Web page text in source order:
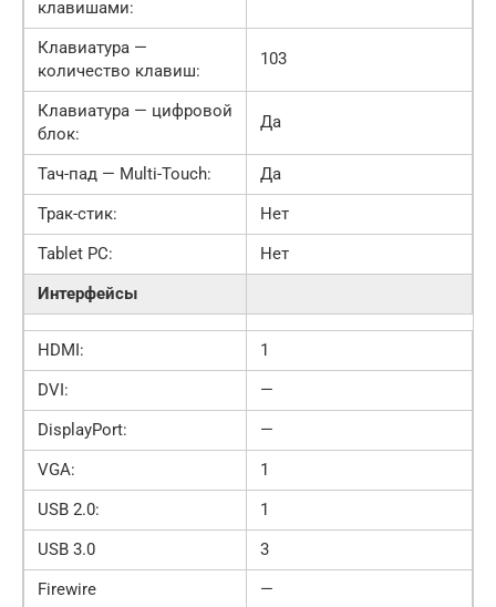
клавишами:
Клавиатура —
количество клавиш:
103
Клавиатура — цифровой
блок:
Да
Тач-пад — Multi-Touch:
Да
Трак-стик:
Нет
Tablet PC:
Нет
Интерфейсы
HDMI:
1
DVI:
—
DisplayPort:
—
VGA:
1
USB 2.0:
1
USB 3.0
3
Firewire
—